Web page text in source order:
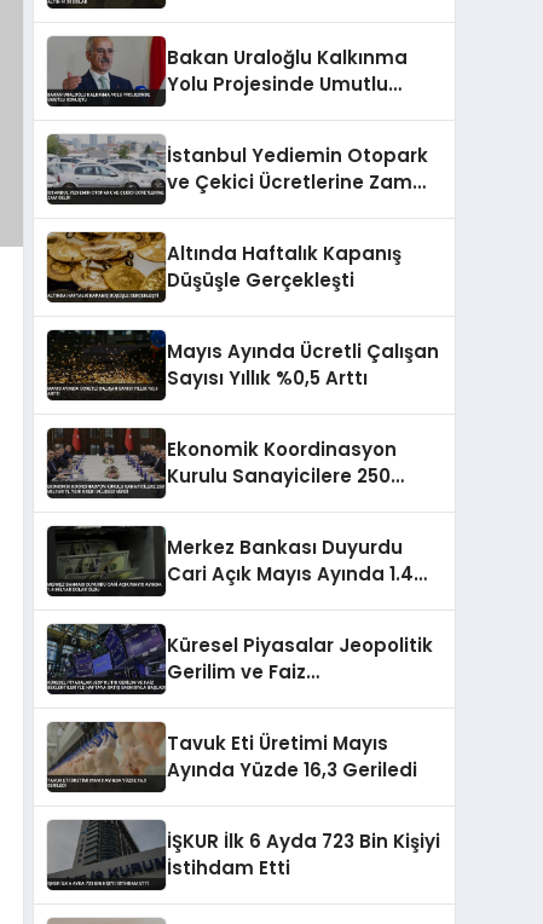
Bakan Uraloğlu Kalkınma
Yolu Projesinde Umutlu
İstanbul Yediemin Otopark
ve Çekici Ücretlerine Zam
Altında Haftalık Kapanış
Düşüşle Gerçekleşti
Mayıs Ayında Ücretli Çalışan
Sayısı Yıllık %0,5 Arttı
Ekonomik Koordinasyon
Kurulu Sanayicilere 250
Merkez Bankası Duyurdu
Cari Açık Mayıs Ayında 1.4
Küresel Piyasalar Jeopolitik
Gerilim ve Faiz
Tavuk Eti Üretimi Mayıs
Ayında Yüzde 16,3 Geriledi
İŞKUR İlk 6 Ayda 723 Bin Kişiyi
İstihdam Etti